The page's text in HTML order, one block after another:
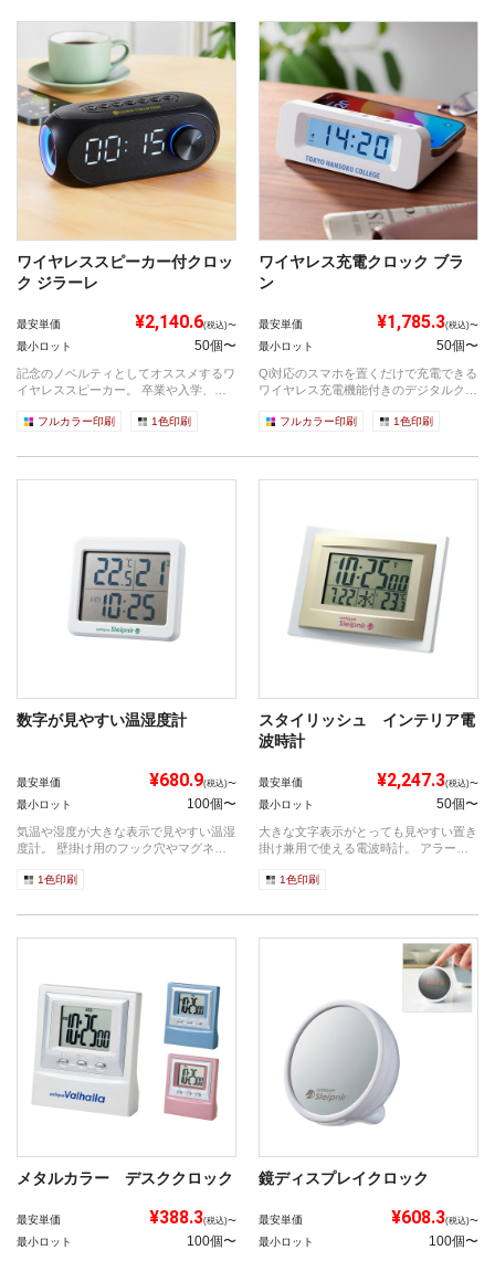
ワイヤレススピーカー付クロッ
ク ジラーレ
最安単価 ¥2,140.6(税込)〜
最小ロット 50個〜
記念のノベルティとしてオススメするワ
イヤレススピーカー。 卒業や入学、そ
フルカラー印刷 1色印刷
ワイヤレス充電クロック ブラ
ン
最安単価 ¥1,785.3(税込)〜
最小ロット 50個〜
Qi対応のスマホを置くだけで充電できる
ワイヤレス充電機能付きのデジタルクロ
フルカラー印刷 1色印刷
数字が見やすい温湿度計
最安単価 ¥680.9(税込)〜
最小ロット 100個〜
気温や湿度が大きな表示で見やすい温湿
度計。 壁掛け用のフック穴やマグネッ
1色印刷
スタイリッシュ インテリア電
波時計
最安単価 ¥2,247.3(税込)〜
最小ロット 50個〜
大きな文字表示がとっても見やすい置き
掛け兼用で使える電波時計。 アラー
1色印刷
メタルカラー デスククロック
最安単価 ¥388.3(税込)〜
最小ロット 100個〜
鏡ディスプレイクロック
最安単価 ¥608.3(税込)〜
最小ロット 100個〜